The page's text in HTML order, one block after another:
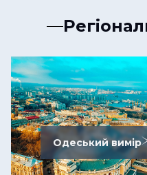
Одеський вимір